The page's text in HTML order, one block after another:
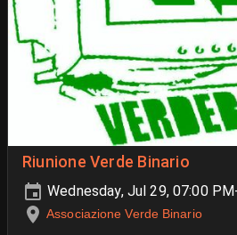
Riunione Verde Binario
Wednesday, Jul 29, 07:00
Associazione Verde Binario